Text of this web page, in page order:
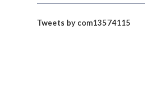
Tweets by com13574115